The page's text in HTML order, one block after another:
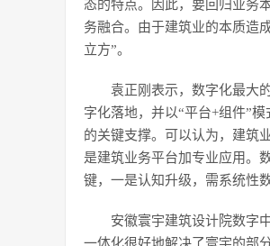
态的特点。因此，要回归业务
务融合。由于建筑业的本质造
立方”。
袁正刚表示，数字化最大
字化落地，并以“平台+组件”
的关键支撑。可以认为，建筑
是建筑业务平台加专业应用。
键，一是认知升级，需系统性
安徽寰宇建筑设计院数字